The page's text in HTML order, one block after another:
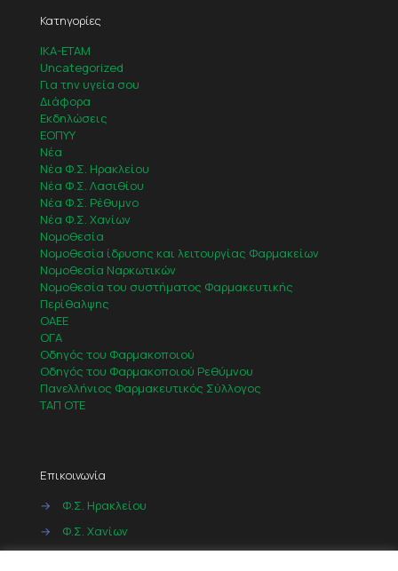
Κατηγορίες
IKA-ETAM
Uncategorized
Για την υγεία σου
Διάφορα
Εκδηλώσεις
ΕΟΠΥΥ
Νέα
Νέα Φ.Σ. Ηρακλείου
Νέα Φ.Σ. Λασιθίου
Νέα Φ.Σ. Ρέθυμνο
Νέα Φ.Σ. Χανίων
Νομοθεσία
Νομοθεσία ίδρυσης και λειτουργίας Φαρμακείων
Νομοθεσία Ναρκωτικών
Νομοθεσία του συστήματος Φαρμακευτικής
Περίθαλψης
ΟΑΕΕ
ΟΓΑ
Οδηγός του Φαρμακοποιού
Οδηγός του Φαρμακοποιού Ρεθύμνου
Πανελλήνιος Φαρμακευτικός Σύλλογος
ΤΑΠ ΟΤΕ
Επικοινωνία
→
Φ.Σ. Ηρακλείου
→
Φ.Σ. Χανίων